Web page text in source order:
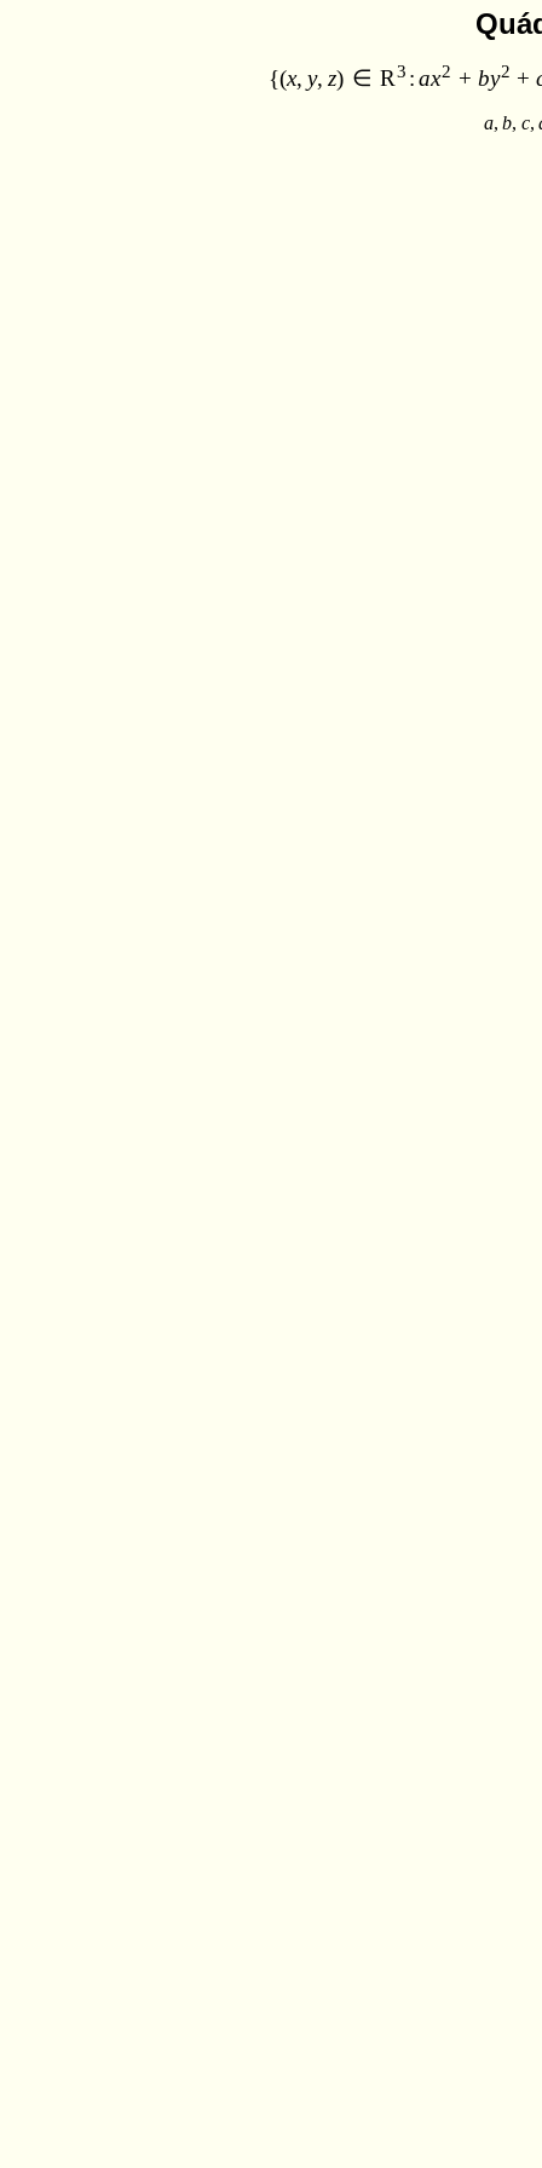
{(x, y, z) ∈ R3 : ax2 + by2 +
a, b, c,